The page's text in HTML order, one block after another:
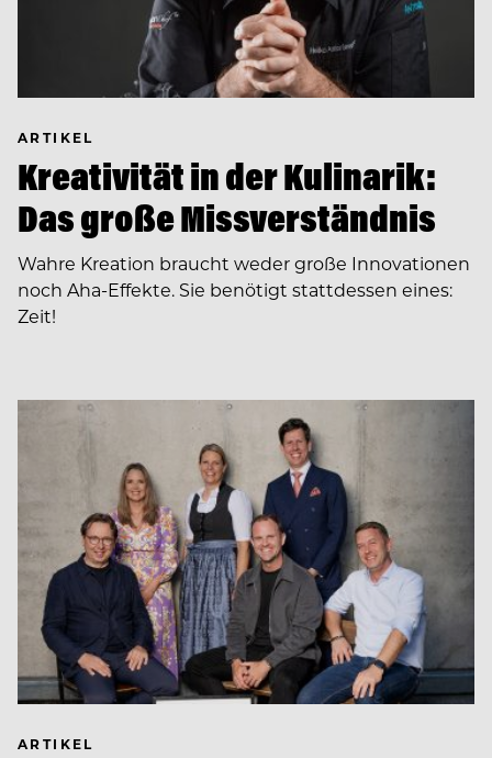
ARTIKEL
Kreativität in der Kulinarik:
Das große Missverständnis
Wahre Kreation braucht weder große Innovationen
noch Aha-Effekte. Sie benötigt stattdessen eines:
Zeit!
ARTIKEL